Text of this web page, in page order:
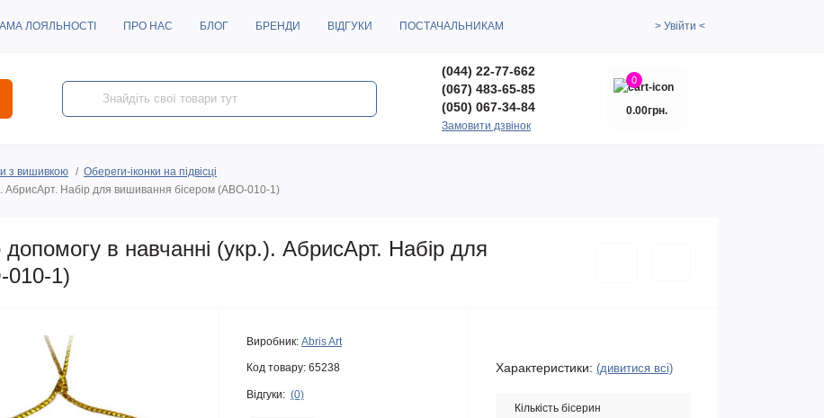
ЛОЯЛЬНОСТІ ПРО НАС БЛОГ БРЕНДИ ВІДГУКИ ПОСТАЧАЛЬНИКАМ > Увійти <
(044) 22-77-662
(067) 483-65-85
(050) 067-34-84
Замовити дзвінок
0
0.00грн.
з вишивкою
Обереги-іконки на підвісці
АбрисАрт. Набір для вишивання бісером (АВО-010-1)
в навчанні (укр.). АбрисАрт. Набір для
010-1)
Виробник: Abris Art
Код товару: 65238
Відгуки: (0)
Характеристики: (дивитися всі)
Кількість бісерин